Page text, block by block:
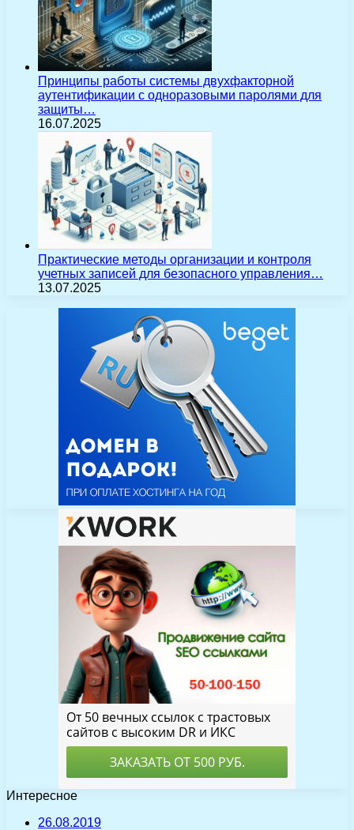
Принципы работы системы двухфакторной
аутентификации с одноразовыми паролями для
защиты…
16.07.2025
Практические методы организации и контроля
учетных записей для безопасного управления…
13.07.2025
Интересное
26.08.2019